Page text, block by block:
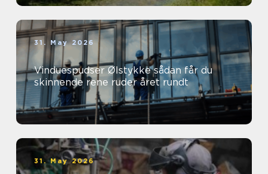
31. May 2026
Vinduespudser Ølstykke sådan får du
skinnende rene ruder året rundt
31. May 2026